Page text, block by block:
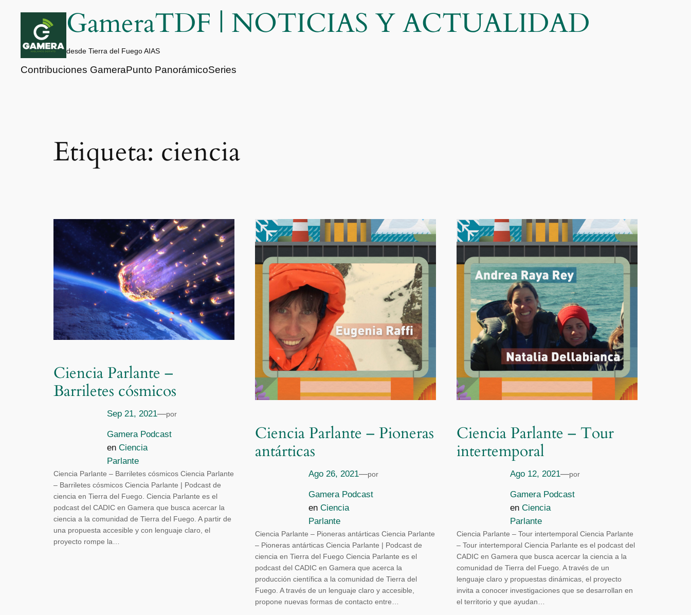
contenido
GameraTDF | NOTICIAS Y ACTUALIDAD
desde Tierra del Fuego AIAS
Contribuciones GameraPunto PanorámicoSeries
Etiqueta: ciencia
Ciencia Parlante –
Barriletes cósmicos
Sep 21, 2021—por
Gamera Podcast
en Ciencia
Parlante
Ciencia Parlante – Barriletes cósmicos Ciencia Parlante
– Barriletes cósmicos Ciencia Parlante | Podcast de
ciencia en Tierra del Fuego. Ciencia Parlante es el
podcast del CADIC en Gamera que busca acercar la
ciencia a la comunidad de Tierra del Fuego. A partir de
una propuesta accesible y con lenguaje claro, el
proyecto rompe la…
Ciencia Parlante – Pioneras
antárticas
Ago 26, 2021—por
Gamera Podcast
en Ciencia
Parlante
Ciencia Parlante – Pioneras antárticas Ciencia Parlante
– Pioneras antárticas Ciencia Parlante | Podcast de
ciencia en Tierra del Fuego Ciencia Parlante es el
podcast del CADIC en Gamera que acerca la
producción científica a la comunidad de Tierra del
Fuego. A través de un lenguaje claro y accesible,
propone nuevas formas de contacto entre…
Ciencia Parlante – Tour
intertemporal
Ago 12, 2021—por
Gamera Podcast
en Ciencia
Parlante
Ciencia Parlante – Tour intertemporal Ciencia Parlante
– Tour intertemporal Ciencia Parlante es el podcast del
CADIC en Gamera que busca acercar la ciencia a la
comunidad de Tierra del Fuego. A través de un
lenguaje claro y propuestas dinámicas, el proyecto
invita a conocer investigaciones que se desarrollan en
el territorio y que ayudan…